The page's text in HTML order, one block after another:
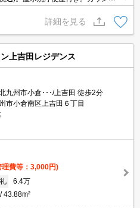
)。
詳細を見る
上吉田レジデンス
九州市小倉･･･/上吉田 徒歩2分
市小倉南区上吉田６丁目
理費等：3,000円)
礼
6.4万
43.88m²